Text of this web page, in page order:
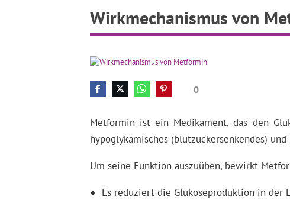
Wirkmechanismus von
0
Metformin ist ein Medikament, das den
hypoglykämisches (blutzuckersenkendes)
Um seine Funktion auszuüben, bewirkt
Es reduziert die Glukoseproduktion in der